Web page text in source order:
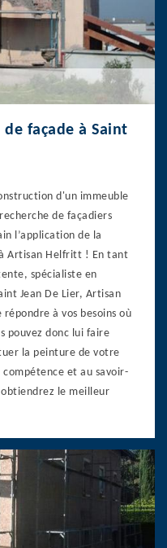
façade à Saint
d'un immeuble
de façadiers
l’application de la
Artisan Helfritt ! En tant
spécialiste en
Jean De Lier, Artisan
à vos besoins où
pouvez donc lui faire
la peinture de votre
et au savoir-
le meilleur